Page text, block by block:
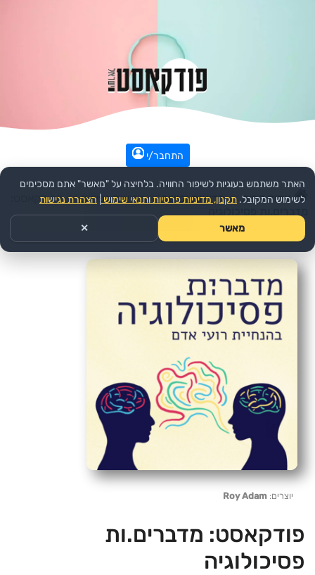
התחבר/י
עמוד הבית >>בריאות וכושר >>בריאות נפשית >>הפודקאסט:
יוצרים: Roy Adam
פודקאסט: מדברים.ות
פסיכולוגיה
האתר משתמש בעוגיות לשיפור החוויה. בלחיצה על "מאשר" אתם מסכימים
לשימוש המקובל. תקנון, מדיניות פרטיות ותנאי שימוש הצהרת נגישות
מאשר ✕